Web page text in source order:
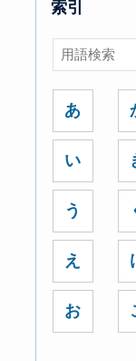
索引
あ
い
う
え
お